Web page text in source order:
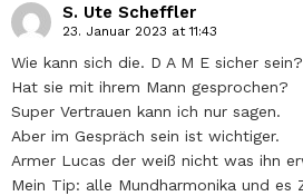
S. Ute Scheffler
23. Januar 2023 at 11:43
Wie kann sich die. D A M E sicher sein?
Hat sie mit ihrem Mann gesprochen?
Super Vertrauen kann ich nur sagen.
Aber im Gespräch sein ist wichtiger.
Armer Lucas der weiß nicht was ihn
Mein Tip: alle Mundharmonika und es